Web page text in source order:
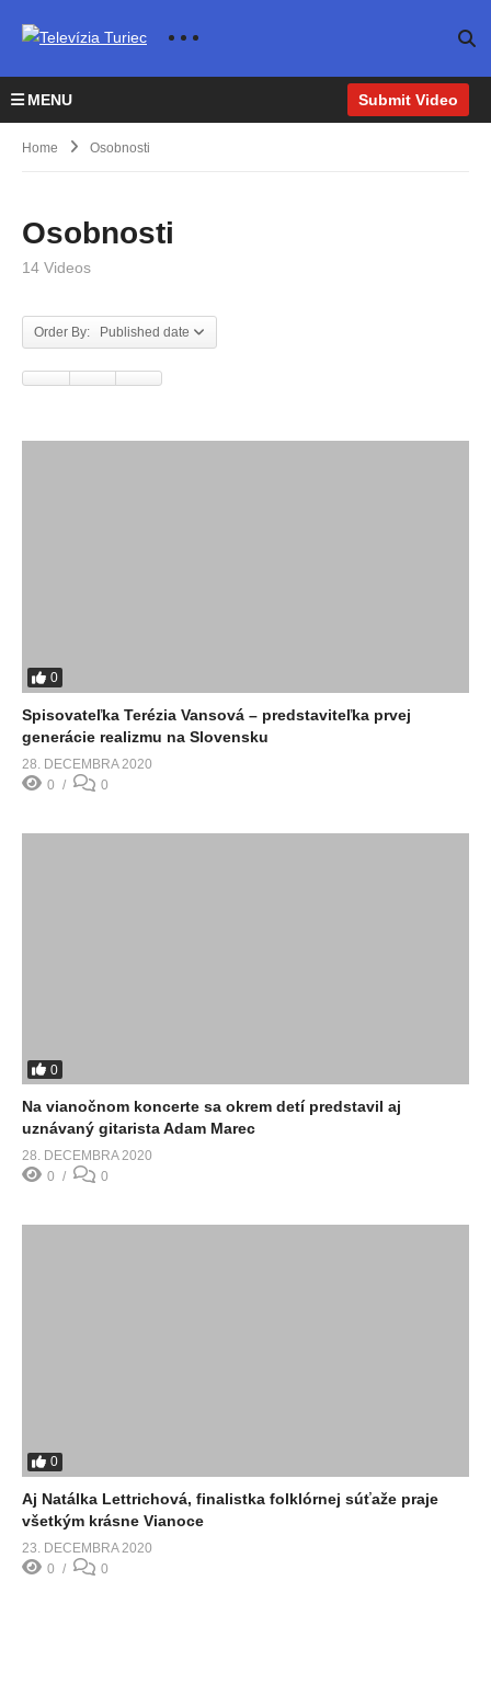
MENU Submit Video
Home Osobnosti
Osobnosti
14 Videos
Order By: Published date
0
Spisovateľka Terézia Vansová – predstaviteľka prvej
generácie realizmu na Slovensku
28. DECEMBRA 2020
0
0
0
Na vianočnom koncerte sa okrem detí predstavil aj
uznávaný gitarista Adam Marec
28. DECEMBRA 2020
0
0
0
Aj Natálka Lettrichová, finalistka folklórnej súťaže praje
všetkým krásne Vianoce
23. DECEMBRA 2020
0
0